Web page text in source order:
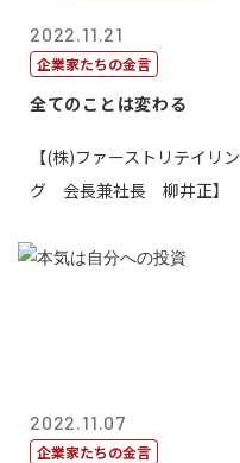
2022.11.21
企業家たちの金言
全てのことは変わる
【(株)ファーストリテイリン
グ 会長兼社長 柳井正】
2022.11.07
企業家たちの金言